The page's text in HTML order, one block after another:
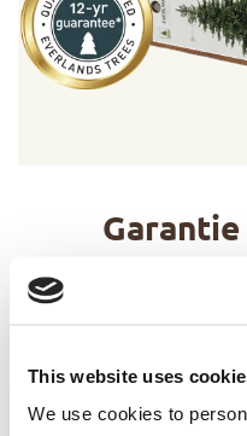
This website uses
We use cookies to
Je hebt de
behandeling
binnen twee maanden